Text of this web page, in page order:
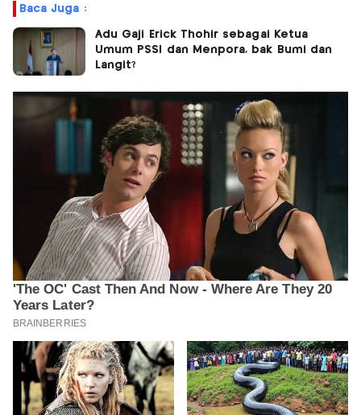
Baca Juga :
Adu Gaji Erick Thohir sebagai Ketua
Umum PSSI dan Menpora, bak Bumi dan
Langit?